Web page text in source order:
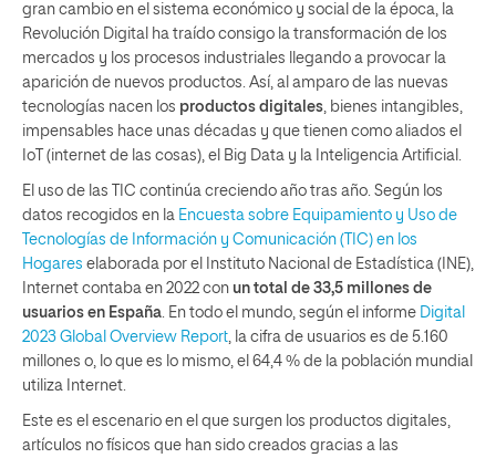
gran cambio en el sistema económico y social de la época, la
Revolución Digital ha traído consigo la transformación de los
mercados y los procesos industriales llegando a provocar la
aparición de nuevos productos. Así, al amparo de las nuevas
tecnologías nacen los productos digitales , bienes intangibles,
impensables hace unas décadas y que tienen como aliados el
IoT (internet de las cosas), el Big Data y la Inteligencia Artificial.
El uso de las TIC continúa creciendo año tras año. Según los
datos recogidos en la Encuesta sobre Equipamiento y Uso de
Tecnologías de Información y Comunicación (TIC) en los
Hogares elaborada por el Instituto Nacional de Estadística (INE),
Internet contaba en 2022 con un total de 33,5 millones de
usuarios en España . En todo el mundo, según el informe Digital
2023 Global Overview Report , la cifra de usuarios es de 5.160
millones o, lo que es lo mismo, el 64,4 % de la población mundial
utiliza Internet.
Este es el escenario en el que surgen los productos digitales,
artículos no físicos que han sido creados gracias a las